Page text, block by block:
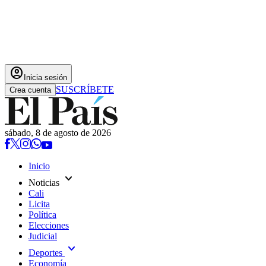
account_circle Inicia sesión
Crea cuenta SUSCRÍBETE
sábado, 8 de agosto de 2026
Inicio
Noticias expand_more
Cali
Licita
Política
Elecciones
Judicial
Deportes expand_more
Economía